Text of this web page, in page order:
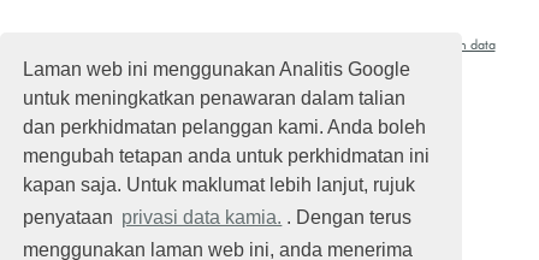
Laman web ini menggunakan Analitis Google
untuk meningkatkan penawaran dalam talian
dan perkhidmatan pelanggan kami. Anda boleh
mengubah tetapan anda untuk perkhidmatan ini
kapan saja. Untuk maklumat lebih lanjut, rujuk
penyataan privasi data kamia. . Dengan terus
menggunakan laman web ini, anda menerima
Maklumat perlindungan data
Reka Bentuk & Pembangunan + | LOUIS INTERNET